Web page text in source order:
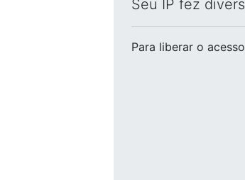
Seu IP fez
Para liberar o acesso